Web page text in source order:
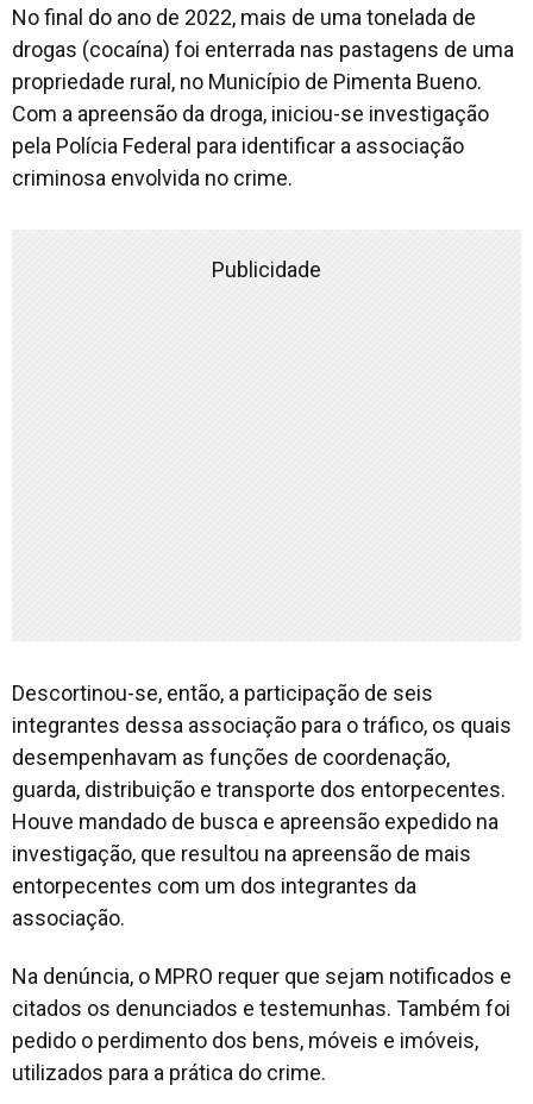
No final do ano de 2022, mais de uma tonelada de
drogas (cocaína) foi enterrada nas pastagens de uma
propriedade rural, no Município de Pimenta Bueno.
Com a apreensão da droga, iniciou-se investigação
pela Polícia Federal para identificar a associação
criminosa envolvida no crime.
Publicidade
Descortinou-se, então, a participação de seis
integrantes dessa associação para o tráfico, os quais
desempenhavam as funções de coordenação,
guarda, distribuição e transporte dos entorpecentes.
Houve mandado de busca e apreensão expedido na
investigação, que resultou na apreensão de mais
entorpecentes com um dos integrantes da
associação.
Na denúncia, o MPRO requer que sejam notificados e
citados os denunciados e testemunhas. Também foi
pedido o perdimento dos bens, móveis e imóveis,
utilizados para a prática do crime.